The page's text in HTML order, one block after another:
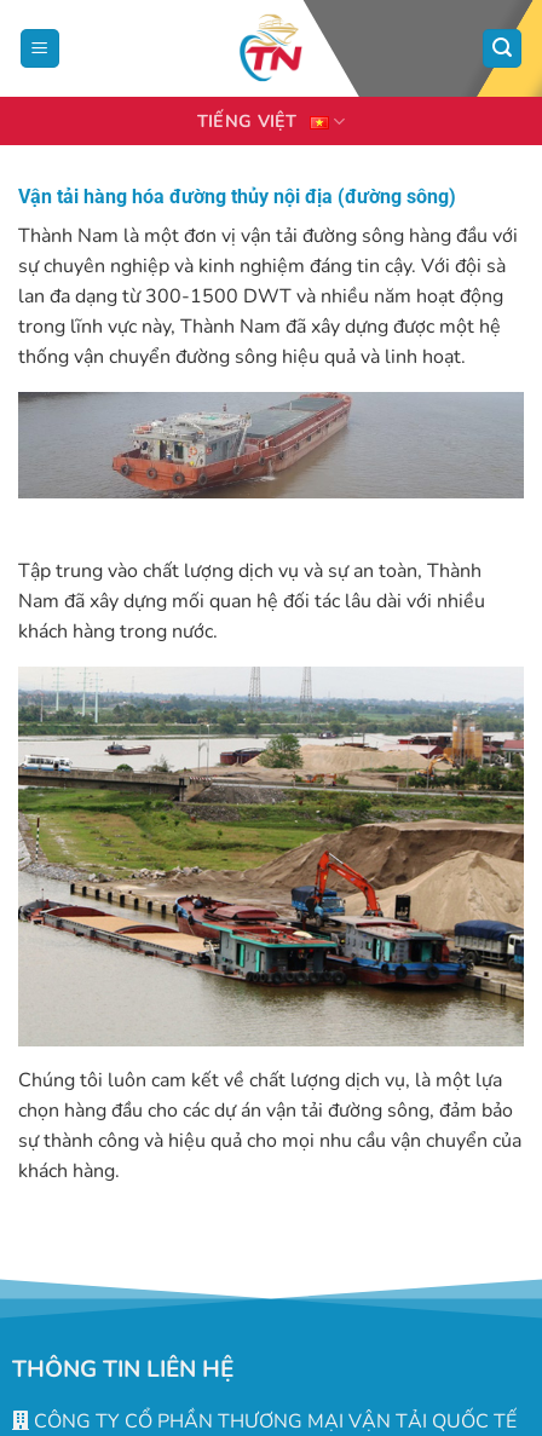
nội
dung
TIẾNG VIỆT
Vận tải hàng hóa đường thủy nội địa (đường sông)
Thành Nam là một đơn vị vận tải đường sông hàng đầu với
sự chuyên nghiệp và kinh nghiệm đáng tin cậy. Với đội sà
lan đa dạng từ 300-1500 DWT và nhiều năm hoạt động
trong lĩnh vực này, Thành Nam đã xây dựng được một hệ
thống vận chuyển đường sông hiệu quả và linh hoạt.
Tập trung vào chất lượng dịch vụ và sự an toàn, Thành
Nam đã xây dựng mối quan hệ đối tác lâu dài với nhiều
khách hàng trong nước.
Chúng tôi luôn cam kết về chất lượng dịch vụ, là một lựa
chọn hàng đầu cho các dự án vận tải đường sông, đảm bảo
sự thành công và hiệu quả cho mọi nhu cầu vận chuyển của
khách hàng.
THÔNG TIN LIÊN HỆ
CÔNG TY CỔ PHẦN THƯƠNG MẠI VẬN TẢI QUỐC TẾ